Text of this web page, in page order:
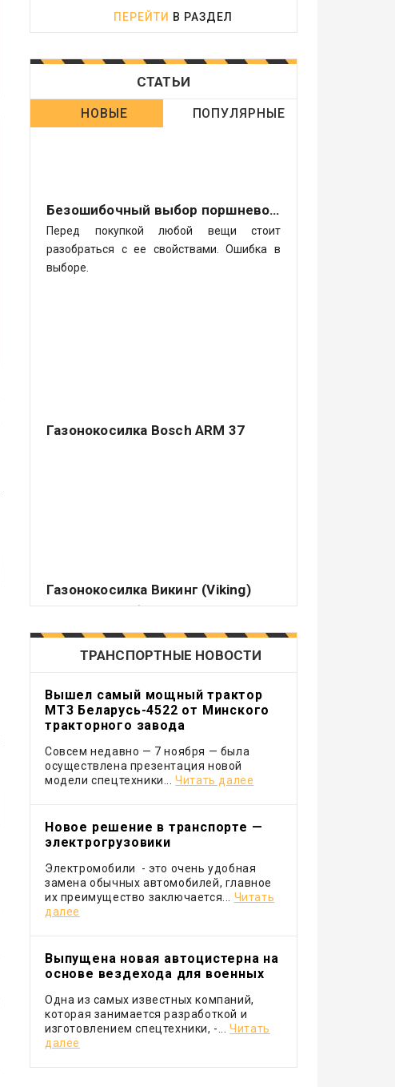
ПЕРЕЙТИ В РАЗДЕЛ
СТАТЬИ
НОВЫЕ ПОПУЛЯРНЫЕ
Безошибочный выбор поршневого компрессора
Перед покупкой любой вещи стоит
разобраться с ее свойствами. Ошибка в
выборе.
Газонокосилка Bosch ARM 37
Газонокосилка Викинг (Viking)
Подавляющее большинство владельцев
ТРАНСПОРТНЫЕ НОВОСТИ
Вышел самый мощный трактор
МТ3 Беларусь-4522 от Минского
тракторного завода
Совсем недавно — 7 ноября — была
осуществлена презентация новой
модели спецтехники...Читать далее
Новое решение в транспорте —
электрогрузовики
Электромобили - это очень удобная
замена обычных автомобилей, главное
их преимущество заключается... Читать
далее
Выпущена новая автоцистерна на
основе вездехода для военных
Одна из самых известных компаний,
которая занимается разработкой и
изготовлением спецтехники, -...Читать
далее